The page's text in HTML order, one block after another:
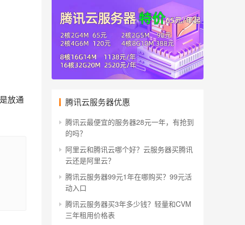
放通
腾讯云服务器优惠
腾讯云最便宜的服务器28元一年，有抢到
的吗？
阿里云和腾讯云哪个好？云服务器买腾讯
云还是阿里云？
腾讯云服务器99元1年在哪购买？99元活
动入口
腾讯云服务器买3年多少钱？轻量和CVM
三年租用价格表